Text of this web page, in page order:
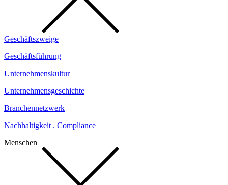
Geschäftszweige
Geschäftsführung
Unternehmenskultur
Unternehmensgeschichte
Branchennetzwerk
Nachhaltigkeit . Compliance
Menschen